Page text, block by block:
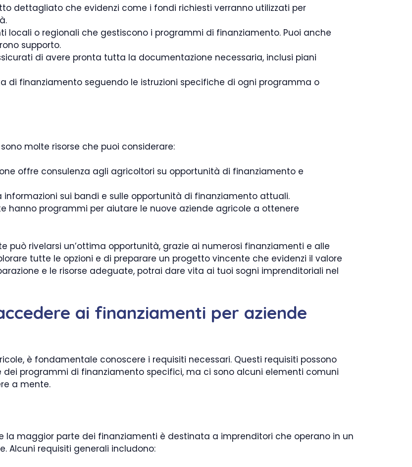
dettagliato che evidenzi come i fondi richiesti verranno utilizzati per
locali o regionali che gestiscono i programmi di finanziamento. Puoi anche
supporto.
di avere pronta tutta la documentazione necessaria, inclusi piani
di finanziamento seguendo le istruzioni specifiche di ogni programma o
molte risorse che puoi considerare:
offre consulenza agli agricoltori su opportunità di finanziamento e
informazioni sui bandi e sulle opportunità di finanziamento attuali.
hanno programmi per aiutare le nuove aziende agricole a ottenere
può rivelarsi un’ottima opportunità, grazie ai numerosi finanziamenti e alle
tutte le opzioni e di preparare un progetto vincente che evidenzi il valore
e le risorse adeguate, potrai dare vita ai tuoi sogni imprenditoriali nel
ai finanziamenti per aziende
è fondamentale conoscere i requisiti necessari. Questi requisiti possono
programmi di finanziamento specifici, ma ci sono alcuni elementi comuni
a mente.
la maggior parte dei finanziamenti è destinata a imprenditori che operano in un
Alcuni requisiti generali includono: